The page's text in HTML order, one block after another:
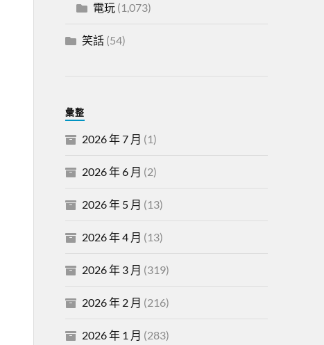
電玩(1,073)
笑話(54)
彙整
2026 年 7 月 (1)
2026 年 6 月 (2)
2026 年 5 月 (13)
2026 年 4 月 (13)
2026 年 3 月 (319)
2026 年 2 月 (216)
2026 年 1 月 (283)